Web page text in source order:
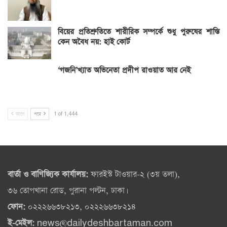
বিয়ের প্রতিশ্রুতিতে শারীরিক সম্পর্কে শুধু পুরুষের শাস্তি
কেন অবৈধ নয়: হাই কোর্ট
‘গজনি’খ্যাত অভিনেতা প্রদীপ রাওয়াত আর নেই
আগে পরে 1 of 1,444
বার্তা ও বাণিজ্যিক কার্যালয়:ফারইস্ট টাওয়ার-২ (৩য় তলা),
৩৬ তোপখানা রোড, পুরানা পল্টন, ঢাকা।
ফোন: ০২২২৬৬৩৮২১৩, ০২২২৬৬৩৮২১৪
ই-মেইল: news@dailydeshbartaman.com